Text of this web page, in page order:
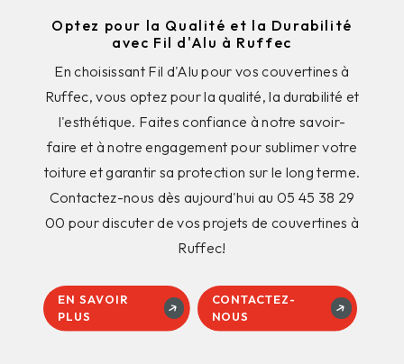
Optez pour la Qualité et la Durabilité
avec Fil d'Alu à Ruffec
En choisissant Fil d'Alu pour vos couvertines à
Ruffec, vous optez pour la qualité, la durabilité et
l'esthétique. Faites confiance à notre savoir-
faire et à notre engagement pour sublimer votre
toiture et garantir sa protection sur le long terme.
Contactez-nous dès aujourd'hui au 05 45 38 29
00 pour discuter de vos projets de couvertines à
Ruffec!
EN SAVOIR
PLUS
CONTACTEZ-
NOUS